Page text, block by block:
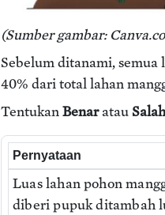
(Sumber gambar:
Sebelum ditanami,
40% dari total lahan
TentukanBenaratau
Pernyataan
Luas lahan pohon
diberi pupuk ditambah